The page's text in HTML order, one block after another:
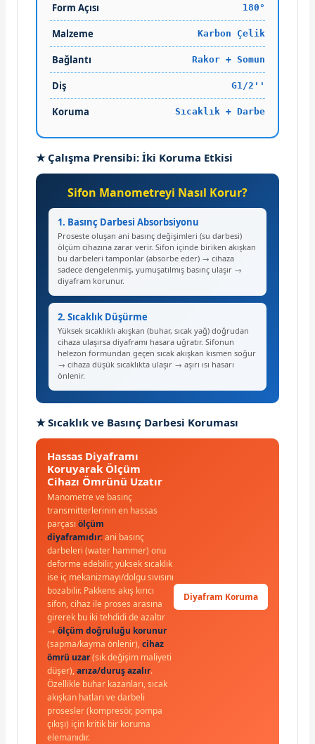
Form Açısı 180°
Malzeme Karbon Çelik
Bağlantı Rakor + Somun
Diş G1/2''
Koruma Sıcaklık + Darbe
★ Çalışma Prensibi: İki Koruma Etkisi
Sifon Manometreyi Nasıl Korur?
1. Basınç Darbesi Absorbsiyonu
Proseste oluşan ani basınç değişimleri (su darbesi)
ölçüm cihazına zarar verir. Sifon içinde biriken akışkan
bu darbeleri tamponlar (absorbe eder) → cihaza
sadece dengelenmiş, yumuşatılmış basınç ulaşır →
diyafram korunur.
2. Sıcaklık Düşürme
Yüksek sıcaklıklı akışkan (buhar, sıcak yağ) doğrudan
cihaza ulaşırsa diyaframı hasara uğratır. Sifonun
helezon formundan geçen sıcak akışkan kısmen soğur
→ cihaza düşük sıcaklıkta ulaşır → aşırı ısı hasarı
önlenir.
★ Sıcaklık ve Basınç Darbesi Koruması
Hassas Diyaframı
Koruyarak Ölçüm
Cihazı Ömrünü Uzatır
Manometre ve basınç
transmitterlerinin en hassas
parçası ölçüm
diyaframıdır:ani basınç
darbeleri (water hammer) onu
deforme edebilir, yüksek sıcaklık
ise iç mekanizmayı/dolgu sıvısını
bozabilir. Pakkens akış kırıcı
sifon, cihaz ile proses arasına
girerek bu iki tehdidi de azaltır
→ ölçüm doğruluğu korunur
(sapma/kayma önlenir),cihaz
ömrü uzar(sık değişim maliyeti
düşer), arıza/duruş azalır.
Özellikle buhar kazanları, sıcak
akışkan hatları ve darbeli
prosesler (kompresör, pompa
çıkışı) için kritik bir koruma
elemanıdır.
Diyafram Koruma